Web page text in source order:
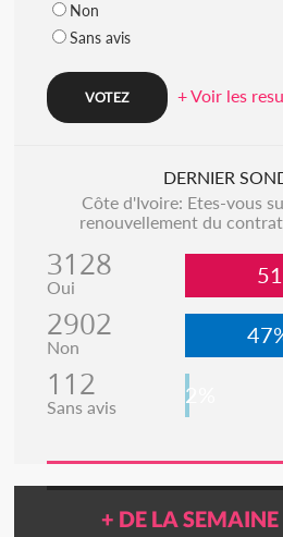
Non
Sans avis
+ Voir les
DERNIER
Côte d'Ivoire: Etes-vous
renouvellement du contrat
3128
Oui
2902
Non
112
Sans avis 2%
+ DE LA SEMAINE